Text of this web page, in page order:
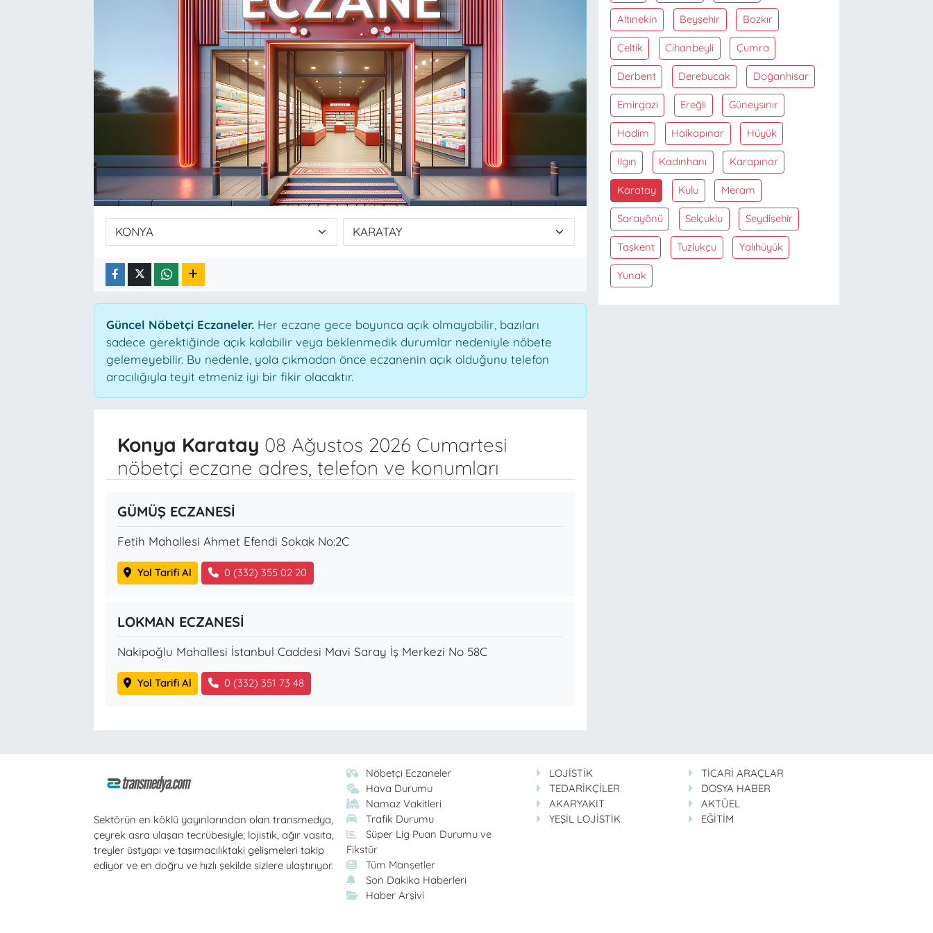
Güncel Nöbetçi Eczaneler.Her eczane gece boyunca açık olmayabilir, bazıları
sadece gerektiğinde açık kalabilir veya beklenmedik durumlar nedeniyle nöbete
gelemeyebilir. Bu nedenle, yola çıkmadan önce eczanenin açık olduğunu telefon
aracılığıyla teyit etmeniz iyi bir fikir olacaktır.
Konya Karatay 08 Ağustos 2026 Cumartesi
nöbetçi eczane adres, telefon ve konumları
GÜMÜŞ ECZANESİ
Fetih Mahallesi Ahmet Efendi Sokak No:2C
Yol Tarifi Al 0 (332) 355 02 20
LOKMAN ECZANESİ
Nakipoğlu Mahallesi İstanbul Caddesi Mavi Saray İş Merkezi No 58C
Yol Tarifi Al 0 (332) 351 73 48
Altınekin Beyşehir Bozkır
Çeltik Cihanbeyli Çumra
Derbent Derebucak Doğanhisar
Emirgazi Ereğli Güneysınır
Hadim Halkapınar Hüyük
Ilgın Kadınhanı Karapınar
Karatay Kulu Meram
Sarayönü Selçuklu Seydişehir
Taşkent Tuzlukçu Yalıhüyük
Yunak
Sektörün en köklü yayınlarından olan transmedya,
çeyrek asra ulaşan tecrübesiyle; lojistik, ağır vasıta,
treyler üstyapı ve taşımacılıktaki gelişmeleri takip
ediyor ve en doğru ve hızlı şekilde sizlere ulaştırıyor.
Nöbetçi Eczaneler
Hava Durumu
Namaz Vakitleri
Trafik Durumu
Süper Lig Puan Durumu ve
Fikstür
Tüm Manşetler
Son Dakika Haberleri
Haber Arşivi
LOJİSTİK
TİCARİ ARAÇLAR
TEDARİKÇİLER
DOSYA HABER
AKARYAKIT
AKTÜEL
YEŞİL LOJİSTİK
EĞİTİM